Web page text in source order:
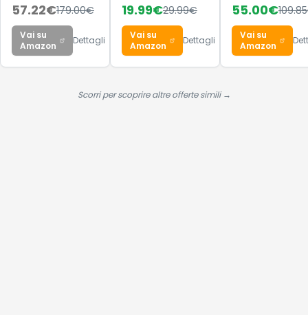
quarzo
multifunzione,
cassa in
acciaio
inossidabile
con bracciale
57.22€179.00€
Vai su
Amazon
Dettagli
USB-C
compatto e
pieghevole
19.99€29.99€
Vai su
Amazon
Dettagli
55.00€109.85
Vai su
Amazon
Scorri per scoprire altre offerte simili →